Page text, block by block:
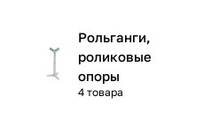
Рольганги,
роликовые
опоры
4 товара